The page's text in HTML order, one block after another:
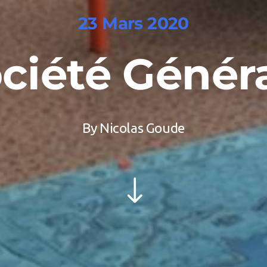
23 Mars 2020
By Nicolas Goude